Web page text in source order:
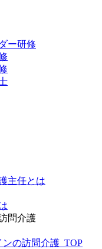
ー研修
主任とは
問介護
ンの訪問介護_TOP